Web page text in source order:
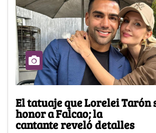
El tatuaje que Lorelei Tarón
honor a Falcao; la
cantante reveló detalles